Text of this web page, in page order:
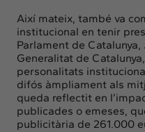
Així mateix, també va
institucional en tenir
Parlament de
Generalitat de
personalitats
difós àmpliament als
queda reflectit en
publicades o emeses,
publicitària de 261.000